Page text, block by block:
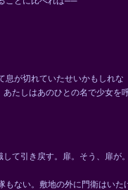
が切れていたせいかもしれな
たしはあのひとの名で少女を
て引き戻す。扉。そう、扉が
ない。敷地の外に門衛はいた